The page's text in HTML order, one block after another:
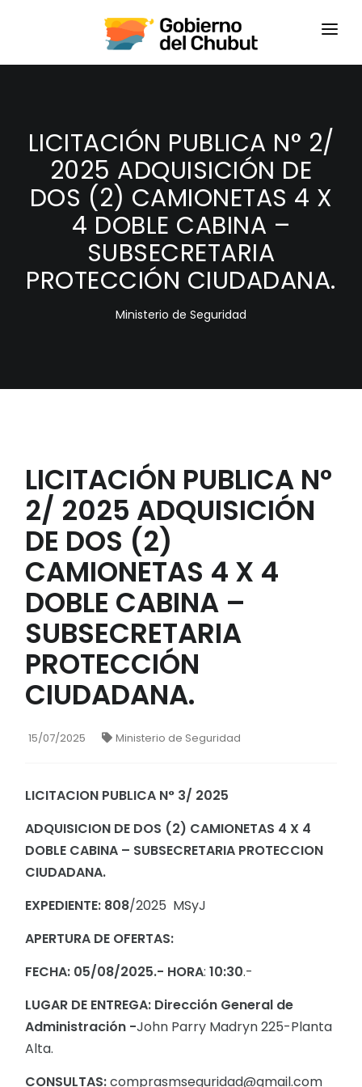
HOME
LICITACIÓN PUBLICA N° 2/
2025 ADQUISICIÓN DE
DOS (2) CAMIONETAS 4 X
4 DOBLE CABINA –
SUBSECRETARIA
PROTECCIÓN CIUDADANA.
Ministerio de Seguridad
LICITACIÓN PUBLICA N°
2/ 2025 ADQUISICIÓN
DE DOS (2)
CAMIONETAS 4 X 4
DOBLE CABINA –
SUBSECRETARIA
PROTECCIÓN
CIUDADANA.
15/07/2025 Ministerio de Seguridad
LICITACION PUBLICA N° 3/ 2025
ADQUISICION DE DOS (2) CAMIONETAS 4 X 4
DOBLE CABINA – SUBSECRETARIA PROTECCION
CIUDADANA.
EXPEDIENTE: 808/2025 MSyJ
APERTURA DE OFERTAS:
FECHA: 05/08/2025.- HORA: 10:30.-
LUGAR DE ENTREGA: Dirección General de
Administración -John Parry Madryn 225-Planta
Alta.
CONSULTAS:comprasmseguridad@gmail.com